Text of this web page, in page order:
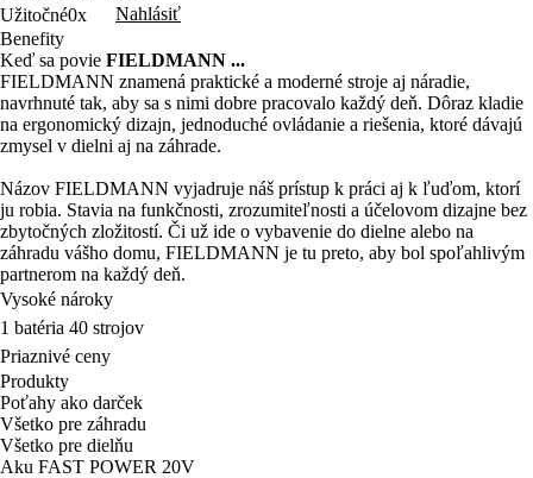
Užitočné0x
Nahlásiť
Benefity
Keď sa povie FIELDMANN ...
FIELDMANN znamená praktické a moderné stroje aj náradie,
navrhnuté tak, aby sa s nimi dobre pracovalo každý deň. Dôraz kladie
na ergonomický dizajn, jednoduché ovládanie a riešenia, ktoré dávajú
zmysel v dielni aj na záhrade.
Názov FIELDMANN vyjadruje náš prístup k práci aj k ľuďom, ktorí
ju robia. Stavia na funkčnosti, zrozumiteľnosti a účelovom dizajne bez
zbytočných zložitostí. Či už ide o vybavenie do dielne alebo na
záhradu vášho domu, FIELDMANN je tu preto, aby bol spoľahlivým
partnerom na každý deň.
Vysoké nároky
1 batéria 40 strojov
Priaznivé ceny
Produkty
Poťahy ako darček
Všetko pre záhradu
Všetko pre dielňu
Aku FAST POWER 20V